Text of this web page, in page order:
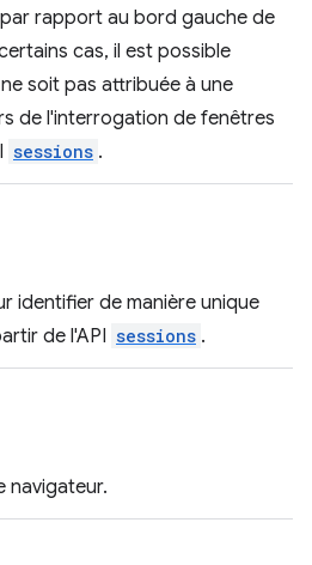
rapport au bord gauche de
cas, il est possible
ne soit pas attribuée à une
de l'interrogation de fenêtres
sessions .
identifier de manière unique
de l'API sessions .
navigateur.